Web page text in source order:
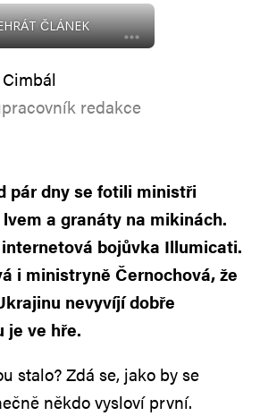
ČLÁNEK
redakce
pár dny se fotili ministři
a granáty na mikinách.
bojůvka Illumicati.
i ministryně Černochová, že
nevyvíjí dobře
je ve hře.
stalo? Zdá se, jako by se
někdo vysloví první.